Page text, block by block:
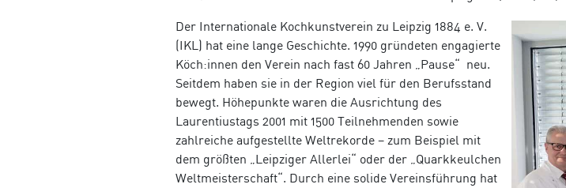
Der Internationale Kochkunstverein zu Leipzig 1884 e. V.
(IKL) hat eine lange Geschichte. 1990 gründeten engagierte
Köch:innen den Verein nach fast 60 Jahren „Pause“ neu.
Seitdem haben sie in der Region viel für den Berufsstand
bewegt. Höhepunkte waren die Ausrichtung des
Laurentiustags 2001 mit 1500 Teilnehmenden sowie
zahlreiche aufgestellte Weltrekorde – zum Beispiel mit
dem größten „Leipziger Allerlei“ oder der „Quarkkeulchen
Weltmeisterschaft“. Durch eine solide Vereinsführung hat